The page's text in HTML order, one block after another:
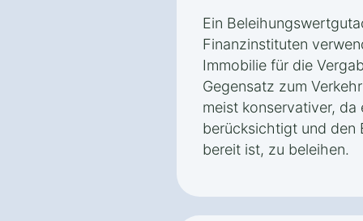
Ein
Finanzinstituten
Immobilie für die
Gegensatz zum
meist konservativer, da
berücksichtigt und den
bereit ist, zu beleihen.